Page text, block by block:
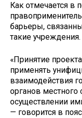
Как отмечается в
барьеры,
такие учреждения.
«Принятие
применять
взаимодействия
органов местного
осуществлении
— говорится в